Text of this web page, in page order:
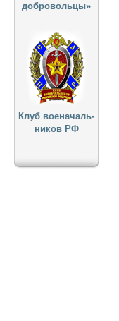
добровольцы»
Клуб военачаль-
ников РФ